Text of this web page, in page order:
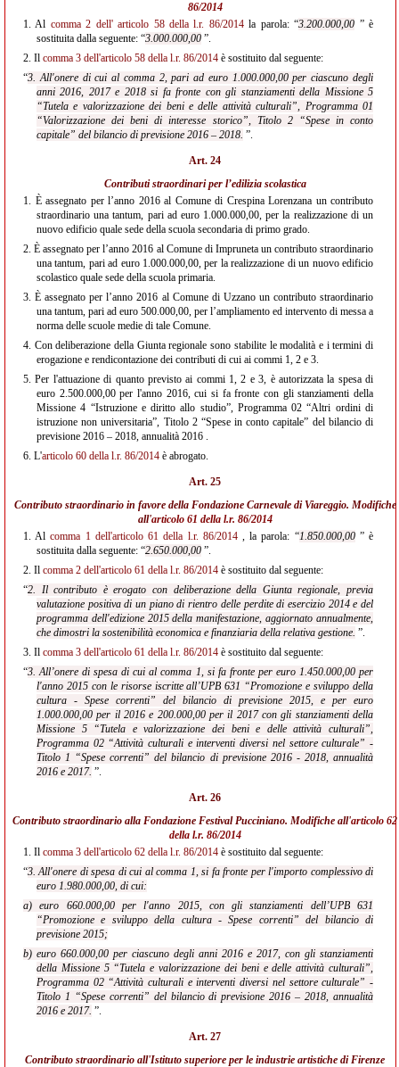
86/2014
1. Al comma 2 dell' articolo 58 della l.r. 86/2014la parola: “3.200.000,00 ” è
sostituita dalla seguente: “3.000.000,00 ”.
2. Il comma 3 dell'articolo 58 della l.r. 86/2014 è sostituito dal seguente:
“3. All'onere di cui al comma 2, pari ad euro 1.000.000,00 per ciascuno degli
anni 2016, 2017 e 2018 si fa fronte con gli stanziamenti della Missione 5
“Tutela e valorizzazione dei beni e delle attività culturali”, Programma 01
“Valorizzazione dei beni di interesse storico”, Titolo 2 “Spese in conto
capitale” del bilancio di previsione 2016 – 2018. ”.
Art. 24
Contributi straordinari per l’edilizia scolastica
1. È assegnato per l’anno 2016 al Comune di Crespina Lorenzana un contributo
straordinario una tantum, pari ad euro 1.000.000,00, per la realizzazione di un
nuovo edificio quale sede della scuola secondaria di primo grado.
2. È assegnato per l’anno 2016 al Comune di Impruneta un contributo straordinario
una tantum, pari ad euro 1.000.000,00, per la realizzazione di un nuovo edificio
scolastico quale sede della scuola primaria.
3. È assegnato per l’anno 2016 al Comune di Uzzano un contributo straordinario
una tantum, pari ad euro 500.000,00, per l’ampliamento ed intervento di messa a
norma delle scuole medie di tale Comune.
4. Con deliberazione della Giunta regionale sono stabilite le modalità e i termini di
erogazione e rendicontazione dei contributi di cui ai commi 1, 2 e 3.
5. Per l'attuazione di quanto previsto ai commi 1, 2 e 3, è autorizzata la spesa di
euro 2.500.000,00 per l'anno 2016, cui si fa fronte con gli stanziamenti della
Missione 4 “Istruzione e diritto allo studio”, Programma 02 “Altri ordini di
istruzione non universitaria”, Titolo 2 “Spese in conto capitale” del bilancio di
previsione 2016 – 2018, annualità 2016 .
6. L'articolo 60 della l.r. 86/2014 è abrogato.
Art. 25
Contributo straordinario in favore della Fondazione Carnevale di Viareggio. Modifiche
all'articolo 61 della l.r. 86/2014
1. Alcomma 1 dell'articolo 61 della l.r. 86/2014, la parola: “1.850.000,00” è
sostituita dalla seguente: “2.650.000,00 ”.
2. Il comma 2 dell'articolo 61 della l.r. 86/2014 è sostituito dal seguente:
“2. Il contributo è erogato con deliberazione della Giunta regionale, previa
valutazione positiva di un piano di rientro delle perdite di esercizio 2014 e del
programma dell'edizione 2015 della manifestazione, aggiornato annualmente,
che dimostri la sostenibilità economica e finanziaria della relativa gestione. ”.
3. Il comma 3 dell'articolo 61 della l.r. 86/2014 è sostituito dal seguente:
“3. All’onere di spesa di cui al comma 1, si fa fronte per euro 1.450.000,00 per
l'anno 2015 con le risorse iscritte all’UPB 631 “Promozione e sviluppo della
cultura - Spese correnti” del bilancio di previsione 2015, e per euro
1.000.000,00 per il 2016 e 200.000,00 per il 2017 con gli stanziamenti della
Missione 5 “Tutela e valorizzazione dei beni e delle attività culturali”,
Programma 02 “Attività culturali e interventi diversi nel settore culturale” -
Titolo 1 “Spese correnti” del bilancio di previsione 2016 - 2018, annualità
2016 e 2017. ”.
Art. 26
Contributo straordinario alla Fondazione Festival Pucciniano. Modifiche all'articolo 62
della l.r. 86/2014
1. Il comma 3 dell'articolo 62 della l.r. 86/2014 è sostituito dal seguente:
“3. All'onere di spesa di cui al comma 1, si fa fronte per l'importo complessivo di
euro 1.980.000,00, di cui:
a) euro 660.000,00 per l'anno 2015, con gli stanziamenti dell’UPB 631
“Promozione e sviluppo della cultura - Spese correnti” del bilancio di
previsione 2015;
b) euro 660.000,00 per ciascuno degli anni 2016 e 2017, con gli stanziamenti
della Missione 5 “Tutela e valorizzazione dei beni e delle attività culturali”,
Programma 02 “Attività culturali e interventi diversi nel settore culturale” -
Titolo 1 “Spese correnti” del bilancio di previsione 2016 – 2018, annualità
2016 e 2017. ”.
Art. 27
Contributo straordinario all'Istituto superiore per le industrie artistiche di Firenze